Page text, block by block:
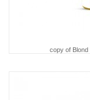
copy of Blond